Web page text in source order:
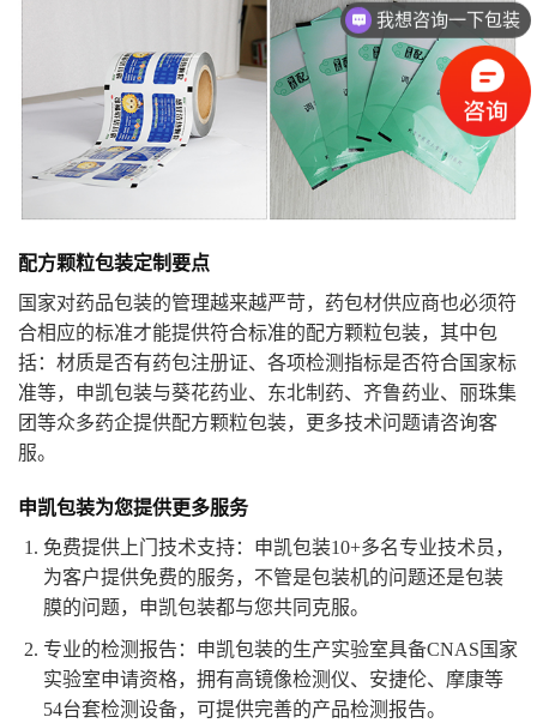
配方颗粒包装定制要点
国家对药品包装的管理越来越严苛，药包材供应商也必须符
合相应的标准才能提供符合标准的配方颗粒包装，其中包
括：材质是否有药包注册证、各项检测指标是否符合国家标
准等，申凯包装与葵花药业、东北制药、齐鲁药业、丽珠集
团等众多药企提供配方颗粒包装，更多技术问题请咨询客
服。
申凯包装为您提供更多服务
免费提供上门技术支持：申凯包装10+多名专业技术员，
为客户提供免费的服务，不管是包装机的问题还是包装
膜的问题，申凯包装都与您共同克服。
专业的检测报告：申凯包装的生产实验室具备CNAS国家
实验室申请资格，拥有高镜像检测仪、安捷伦、摩康等
54台套检测设备，可提供完善的产品检测报告。
我想咨询一下包装